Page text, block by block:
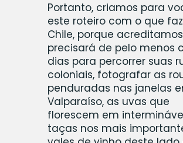
Portanto, criamos para
este roteiro com o que
Chile, porque
precisará de pelo menos
dias para percorrer suas
coloniais, fotografar as
penduradas nas janelas
Valparaíso, as uvas que
florescem em
taças nos mais